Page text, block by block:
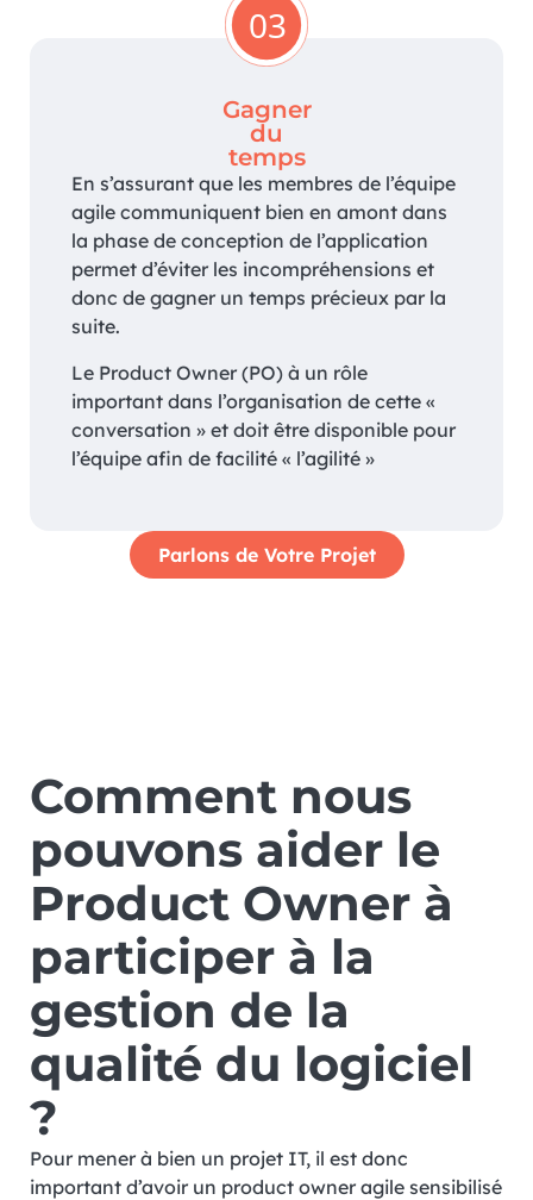
03
Gagner
du
temps
En s’assurant que les membres de l’équipe
agile communiquent bien en amont dans
la phase de conception de l’application
permet d’éviter les incompréhensions et
donc de gagner un temps précieux par la
suite.
Le Product Owner (PO) à un rôle
important dans l’organisation de cette «
conversation » et doit être disponible pour
l’équipe afin de facilité « l’agilité »
Parlons de Votre Projet
Comment nous
pouvons aider le
Product Owner à
participer à la
gestion de la
qualité du logiciel
?
Pour mener à bien un projet IT, il est donc
important d’avoir un product owner agile sensibilisé